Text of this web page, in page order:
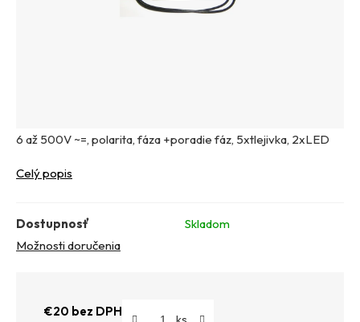
6 až 500V ~=, polarita, fáza +poradie fáz, 5xtlejivka, 2xLED
Celý popis
Dostupnosť
Skladom
Možnosti doručenia
€20 bez DPH